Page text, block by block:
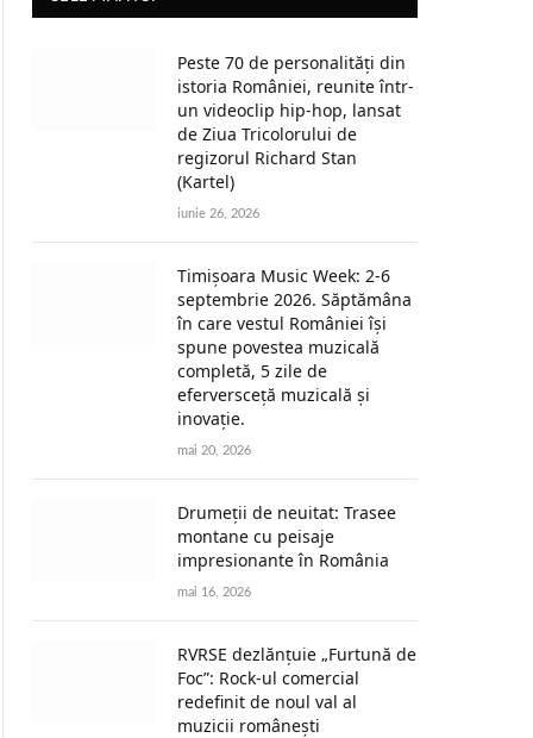
Peste 70 de personalități din
istoria României, reunite într-
un videoclip hip-hop, lansat
de Ziua Tricolorului de
regizorul Richard Stan
(Kartel)
iunie 26, 2026
Timișoara Music Week: 2-6
septembrie 2026. Săptămâna
în care vestul României își
spune povestea muzicală
completă, 5 zile de
eferversceță muzicală și
inovație.
mai 20, 2026
Drumeții de neuitat: Trasee
montane cu peisaje
impresionante în România
mai 16, 2026
RVRSE dezlănțuie „Furtună de
Foc”: Rock-ul comercial
redefinit de noul val al
muzicii românești